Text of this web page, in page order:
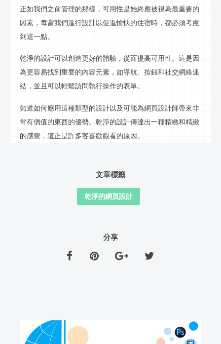
正如我們之前管理的那樣，可用性是始終應被視為最重要的
因素，每當我們進行設計以促進愉快的住宿時，都必須考慮
到這一點。
乾淨的設計可以創造更好的體驗，從而提高可用性。這是因
為更容易找到重要的內容元素，如導航、按鈕和社交網絡連
結，並且可以輕鬆訪問執行操作的表單。
知道如何應用這種類型的設計以及可能為網頁設計師帶來非
常有價值的東西的優勢。乾淨的設計傳達出一種精緻和精緻
的感覺，這正是許多客喜歡觀看的原因。
文章標籤
乾淨的網頁設計
分享